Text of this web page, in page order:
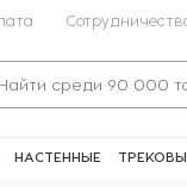
НАСТЕННЫЕ